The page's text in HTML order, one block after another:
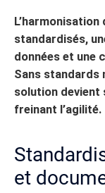
standardisés,
données et une
Sans standards
solution devient
freinant l’agilité.
et